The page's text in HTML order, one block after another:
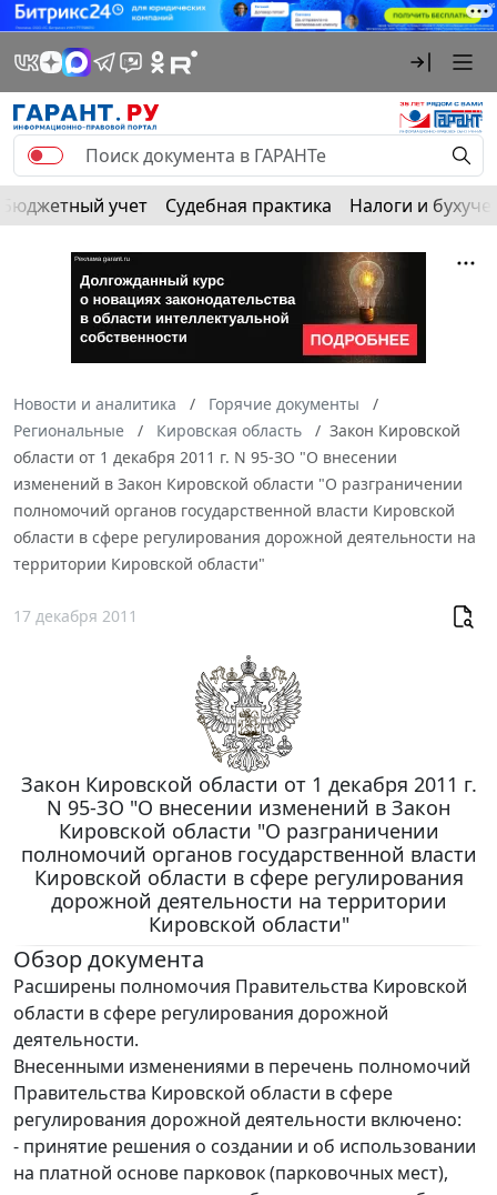
Бюджетный учет Судебная практика Налоги и
Новости и аналитика
Горячие документы
Региональные
Кировская область
Закон Кировской
области от 1 декабря 2011 г. N 95-ЗО "О внесении
изменений в Закон Кировской области "О разграничении
полномочий органов государственной власти Кировской
области в сфере регулирования дорожной деятельности на
территории Кировской области"
17 декабря 2011
Закон Кировской области от 1 декабря 2011 г.
N 95-ЗО "О внесении изменений в Закон
Кировской области "О разграничении
полномочий органов государственной власти
Кировской области в сфере регулирования
дорожной деятельности на территории
Кировской области"
Обзор документа
Расширены полномочия Правительства Кировской
области в сфере регулирования дорожной
деятельности.
Внесенными изменениями в перечень полномочий
Правительства Кировской области в сфере
регулирования дорожной деятельности включено:
- принятие решения о создании и об использовании
на платной основе парковок (парковочных мест),